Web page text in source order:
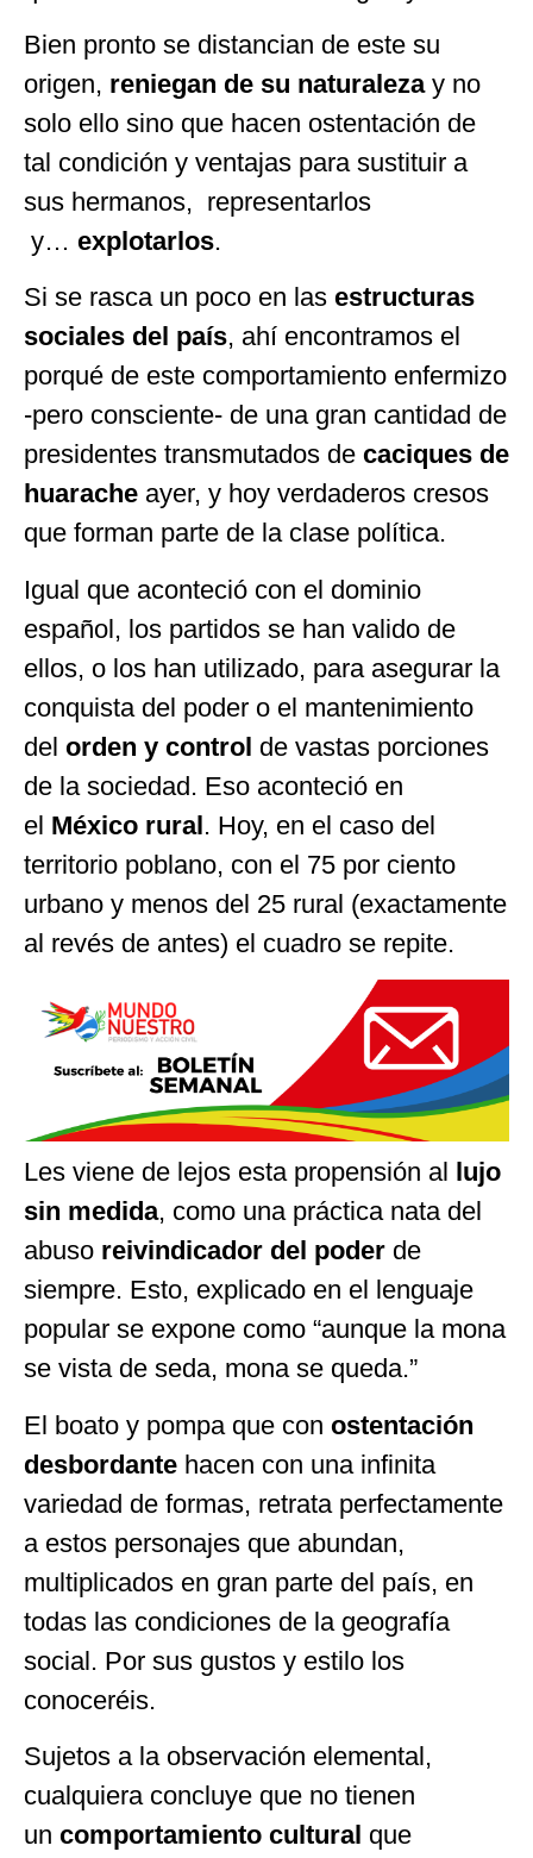
Bien pronto se distancian de este su
origen, reniegan de su naturalezay no
solo ello sino que hacen ostentación de
tal condición y ventajas para sustituir a
sus hermanos, representarlos
y… explotarlos.
Si se rasca un poco en las estructuras
sociales del país, ahí encontramos el
porqué de este comportamiento enfermizo
-pero consciente- de una gran cantidad de
presidentes transmutados de caciques de
huarache ayer, y hoy verdaderos cresos
que forman parte de la clase política.
Igual que aconteció con el dominio
español, los partidos se han valido de
ellos, o los han utilizado, para asegurar la
conquista del poder o el mantenimiento
del orden y control de vastas porciones
de la sociedad. Eso aconteció en
el México rural. Hoy, en el caso del
territorio poblano, con el 75 por ciento
urbano y menos del 25 rural (exactamente
al revés de antes) el cuadro se repite.
Les viene de lejos esta propensión al
lujo
sin medida, como una práctica nata del
abuso reivindicador del poder de
siempre. Esto, explicado en el lenguaje
popular se expone como “aunque la mona
se vista de seda, mona se queda.”
El boato y pompa que con ostentación
desbordante hacen con una infinita
variedad de formas, retrata perfectamente
a estos personajes que abundan,
multiplicados en gran parte del país, en
todas las condiciones de la geografía
social. Por sus gustos y estilo los
conoceréis.
Sujetos a la observación elemental,
cualquiera concluye que no tienen
un comportamiento cultural que